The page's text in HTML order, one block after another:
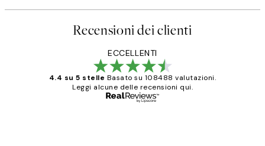
Recensioni dei clienti
ECCELLENTI
4.4 su 5 stelle Basato su 108488 valutazioni.
Leggi alcune delle recensioni qui.